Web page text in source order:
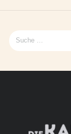
Suche
nach: